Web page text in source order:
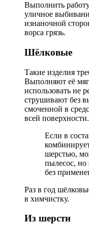
Выполнить
уличное
изнаночной
ворса грязь.
Шёлковые
Такие изделия
Выполняют её
использовать не
струшивают без
смоченной в
всей поверхности.
Если в
шерстью,
пылесос, но
без
Раз в год
в химчистку.
Из шерсти